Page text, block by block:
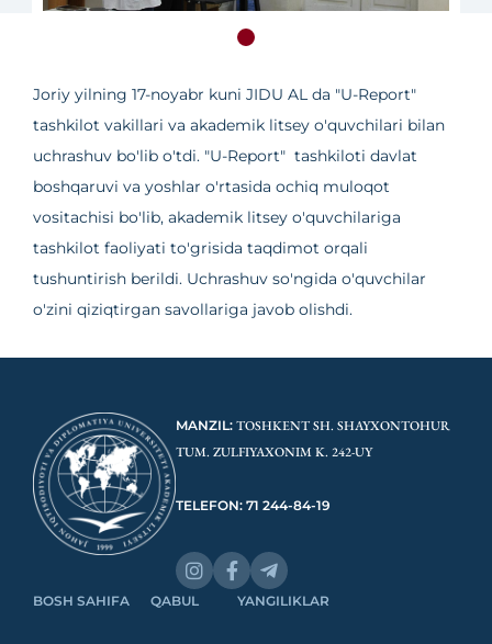
Joriy yilning 17-noyabr kuni JIDU AL da "U-Report"
tashkilot vakillari va akademik litsey o'quvchilari bilan
uchrashuv bo'lib o'tdi. "U-Report" tashkiloti davlat
boshqaruvi va yoshlar o'rtasida ochiq muloqot
vositachisi bo'lib, akademik litsey o'quvchilariga
tashkilot faoliyati to'grisida taqdimot orqali
tushuntirish berildi. Uchrashuv so'ngida o'quvchilar
o'zini qiziqtirgan savollariga javob olishdi.
MANZIL: TOSHKENT SH. SHAYXONTOHUR
TUM. ZULFIYAXONIM K. 242-UY
TELEFON: 71 244-84-19
BOSH SAHIFA QABUL YANGILIKLAR